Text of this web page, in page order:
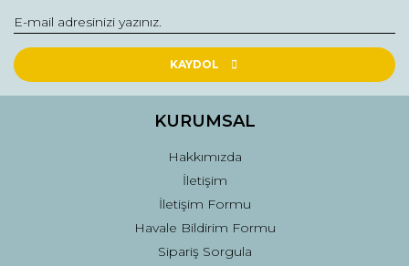
KAYDOL
KURUMSAL
Hakkımızda
İletişim
İletişim Formu
Havale Bildirim Formu
Sipariş Sorgula